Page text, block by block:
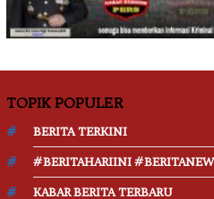
TOPIK POPULER
BERITA TERKINI
#BERITAHARIINI
KABAR BERITA TERBARU